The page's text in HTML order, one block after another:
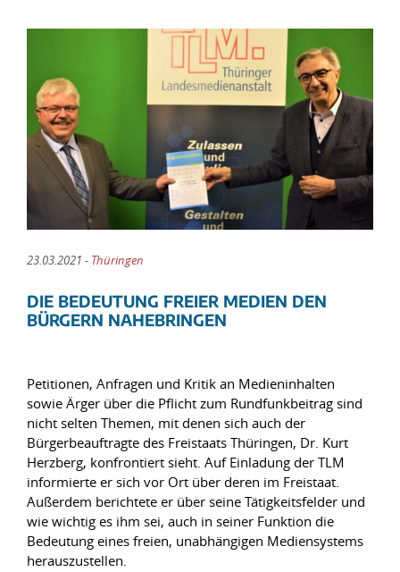
23.03.2021 - Thüringen
DIE BEDEUTUNG FREIER MEDIEN DEN
BÜRGERN NAHEBRINGEN
Petitionen, Anfragen und Kritik an Medieninhalten
sowie Ärger über die Pflicht zum Rundfunkbeitrag sind
nicht selten Themen, mit denen sich auch der
Bürgerbeauftragte des Freistaats Thüringen, Dr. Kurt
Herzberg, konfrontiert sieht. Auf Einladung der TLM
informierte er sich vor Ort über deren im Freistaat.
Außerdem berichtete er über seine Tätigkeitsfelder und
wie wichtig es ihm sei, auch in seiner Funktion die
Bedeutung eines freien, unabhängigen Mediensystems
herauszustellen.